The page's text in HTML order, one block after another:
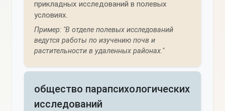
прикладных исследований в полевых
условиях.
Пример: "В отделе полевых исследований
ведутся работы по изучению почв и
растительности в удаленных районах."
общество парапсихологических
исследований